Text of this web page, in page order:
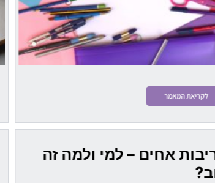
לקריאת המאמר
אחים – למי ולמה זה